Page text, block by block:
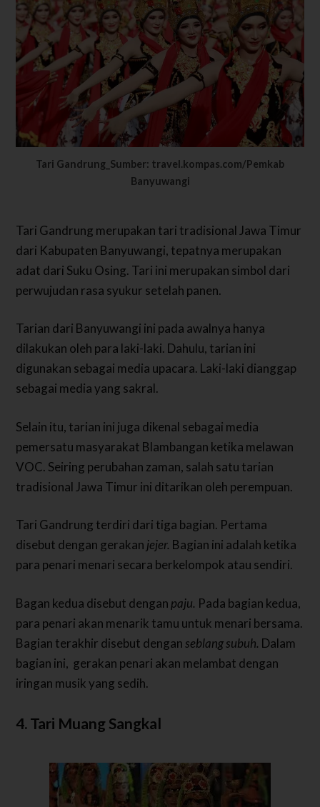
Tari Gandrung_Sumber: travel.kompas.com/Pemkab
Banyuwangi
Tari Gandrung merupakan tari tradisional Jawa Timur
dari Kabupaten Banyuwangi, tepatnya merupakan
adat dari Suku Osing. Tari ini merupakan simbol dari
perwujudan rasa syukur setelah panen.
Tarian dari Banyuwangi ini pada awalnya hanya
dilakukan oleh para laki-laki. Dahulu, tarian ini
digunakan sebagai media upacara. Laki-laki dianggap
sebagai media yang sakral.
Selain itu, tarian ini juga dikenal sebagai media
pemersatu masyarakat Blambangan ketika melawan
VOC. Seiring perubahan zaman, salah satu tarian
tradisional Jawa Timur ini ditarikan oleh perempuan.
Tari Gandrung terdiri dari tiga bagian. Pertama
disebut dengan gerakan jejer. Bagian ini adalah ketika
para penari menari secara berkelompok atau sendiri.
Bagan kedua disebut dengan paju. Pada bagian kedua,
para penari akan menarik tamu untuk menari bersama.
Bagian terakhir disebut denganseblang subuh. Dalam
bagian ini, gerakan penari akan melambat dengan
iringan musik yang sedih.
4. Tari Muang Sangkal